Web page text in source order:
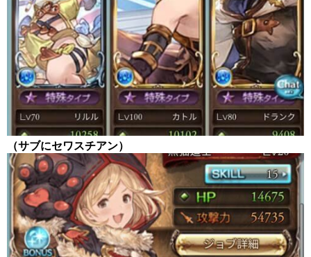
（サブにセワスチアン）